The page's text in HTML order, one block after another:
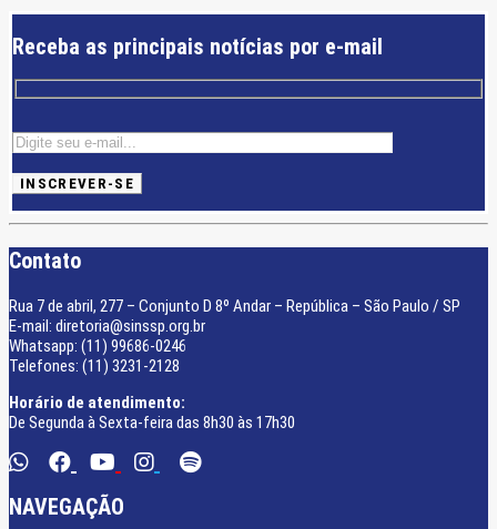
Receba as principais notícias por e-mail
Contato
Rua 7 de abril, 277 – Conjunto D 8º Andar – República – São Paulo / SP
E-mail: diretoria@sinssp.org.br
Whatsapp: (11) 99686-0246
Telefones: (11) 3231-2128
Horário de atendimento:
De Segunda à Sexta-feira das 8h30 às 17h30
NAVEGAÇÃO